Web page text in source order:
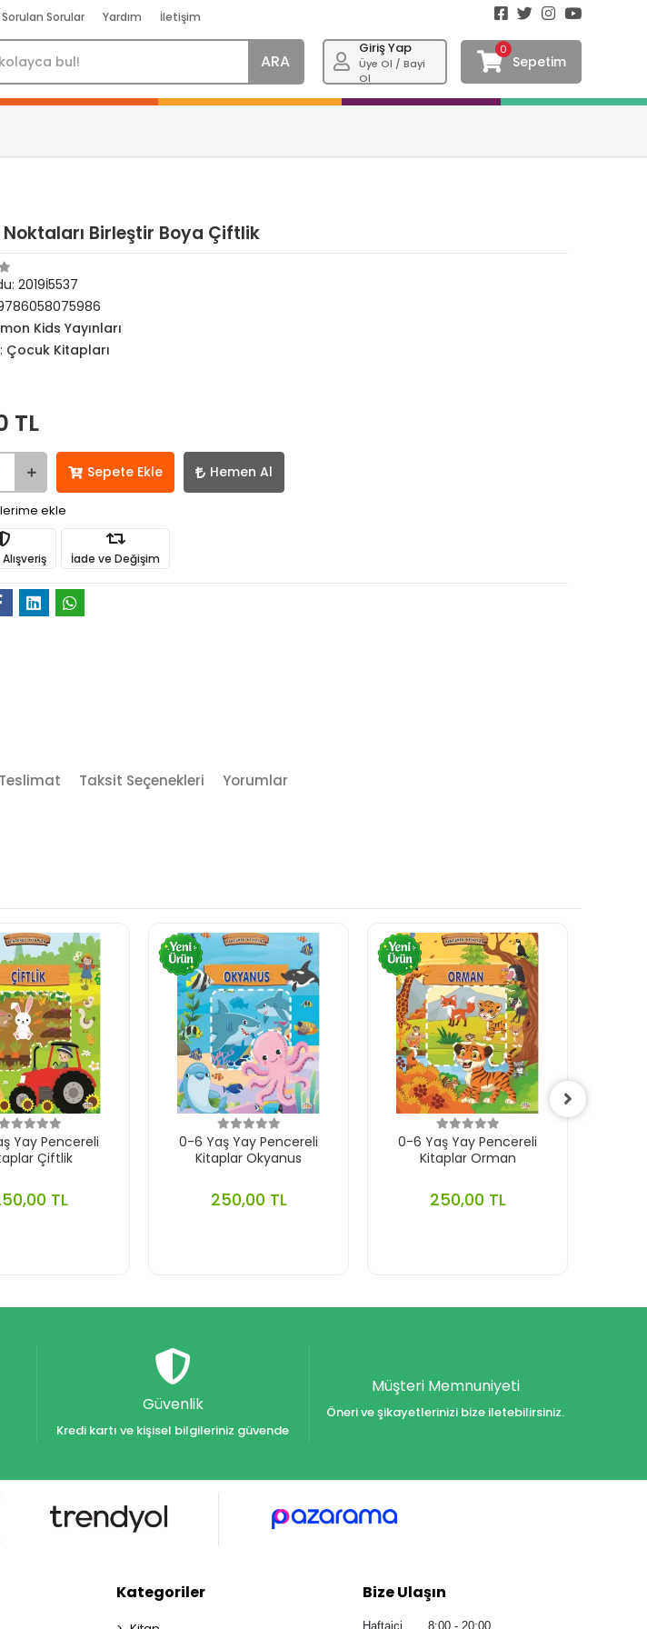
Sorulan Sorular Yardım İletişim
ARA
Giriş Yap
Üye Ol / Bayi
Ol
0
Sepetim
Noktaları Birleştir Boya Çiftlik
2019İ5537
Kids Yayınları
Çocuk Kitapları
TL
Sepete Ekle Hemen Al
ekle
İade ve Değişim
Taksit Seçenekleri Yorumlar
Yay Pencereli
Çiftlik
TL
0-6 Yaş Yay Pencereli
Kitaplar Okyanus
250,00 TL
0-6 Yaş Yay Pencereli
Kitaplar Orman
250,00 TL
Güvenlik
Kredi kartı ve kişisel bilgileriniz güvende
Müşteri Memnuniyeti
Öneri ve şikayetlerinizi bize iletebilirsiniz.
Kategoriler Bize Ulaşın
Haftaiçi 8:00 - 20:00